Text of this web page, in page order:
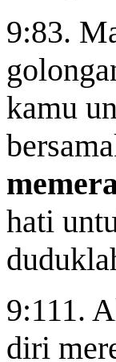
9:83.
kamu
hati
9:111.
diri